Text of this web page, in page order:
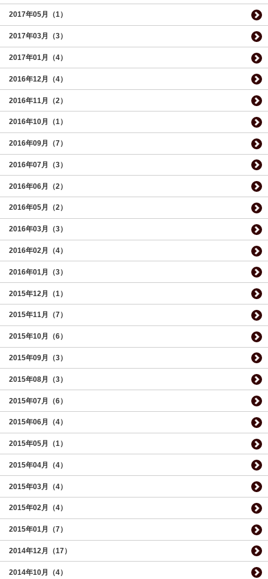
2017年05月（1）
2017年03月（3）
2017年01月（4）
2016年12月（4）
2016年11月（2）
2016年10月（1）
2016年09月（7）
2016年07月（3）
2016年06月（2）
2016年05月（2）
2016年03月（3）
2016年02月（4）
2016年01月（3）
2015年12月（1）
2015年11月（7）
2015年10月（6）
2015年09月（3）
2015年08月（3）
2015年07月（6）
2015年06月（4）
2015年05月（1）
2015年04月（4）
2015年03月（4）
2015年02月（4）
2015年01月（7）
2014年12月（17）
2014年10月（4）